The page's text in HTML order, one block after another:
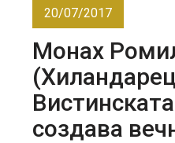
20/07/2017
Монах
создава